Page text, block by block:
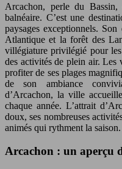
Arcachon, perle du
balnéaire. C’est une
paysages exceptionnels.
Atlantique et la forêt des
villégiature privilégié pour
des activités de plein air. Les
profiter de ses plages
de son ambiance
d’Arcachon, la ville
chaque année. L’attrait
doux, ses nombreuses
animés qui rythment la saison.
Arcachon : un aperçu